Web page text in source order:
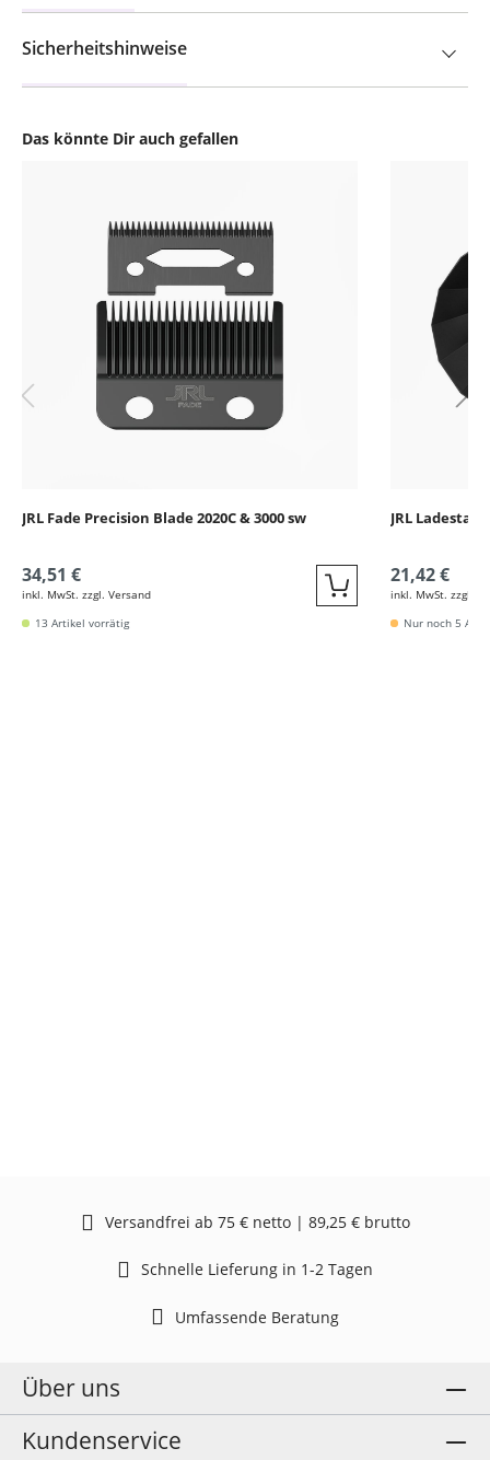
Das könnte Dir auch gefallen
JRL Fade Precision Blade 2020C & 3000 sw
34,51 €
inkl. MwSt. zzgl. Versand Quickbuy
13 Artikel vorrätig
JRL
21,42 €
inkl. MwSt. zzgl.
Nur noch 5
Sicherheitshinweise
Versandfrei ab 75 € netto | 89,25 € brutto
Schnelle Lieferung in 1-2 Tagen
Umfassende Beratung
Über uns
Kundenservice